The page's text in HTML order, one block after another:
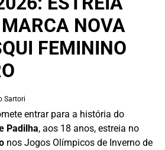
NOVA
FEMININO
Sartori
entrar para a história do
Padilha, aos 18 anos, estreia no
nos Jogos Olímpicos de Inverno de